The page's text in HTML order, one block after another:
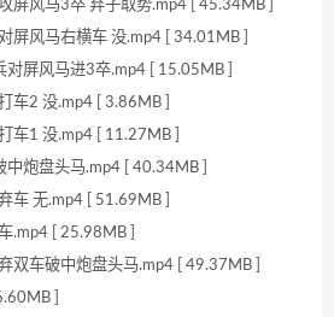
屏风马3卒 弃子取势.mp4 [ 45.34MB ]
屏风马右横车 没.mp4 [ 34.01MB ]
对屏风马进3卒.mp4 [ 15.05MB ]
车2 没.mp4 [ 3.86MB ]
车1 没.mp4 [ 11.27MB ]
中炮盘头马.mp4 [ 40.34MB ]
车 无.mp4 [ 51.69MB ]
.mp4 [ 25.98MB ]
双车破中炮盘头马.mp4 [ 49.37MB ]
]